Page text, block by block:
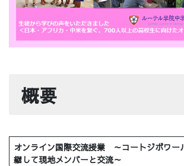
概要
オンライン国際交流授業 ～コートジボワー
継して現地メンバーと交流～